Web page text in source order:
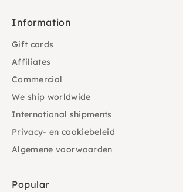
Information
Gift cards
Affiliates
Commercial
We ship worldwide
International shipments
Privacy- en cookiebeleid
Algemene voorwaarden
Popular